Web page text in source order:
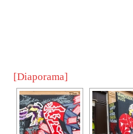
[Diaporama]